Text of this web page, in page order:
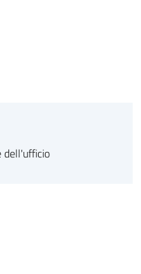
dell'ufficio